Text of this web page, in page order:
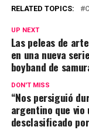
at
s
A
p
p
ce
o
o
RELATED TOPICS:
UP NEXT
Las peleas de
en una nueva
boyband de
DON'T MISS
“Nos persiguió
argentino que vio
desclasificado por